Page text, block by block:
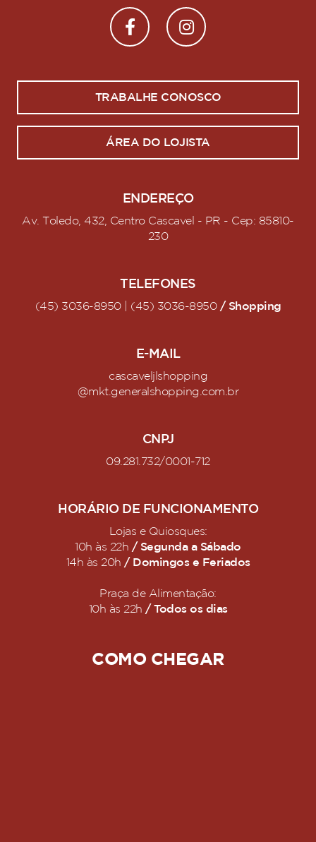
TRABALHE CONOSCO
ÁREA DO LOJISTA
ENDEREÇO
Av. Toledo, 432, Centro Cascavel - PR - Cep: 85810-
230
TELEFONES
(45) 3036-8950 | (45) 3036-8950/ Shopping
E-MAIL
cascaveljlshopping
@mkt.generalshopping.com.br
CNPJ
09.281.732/0001-712
HORÁRIO DE FUNCIONAMENTO
Lojas e Quiosques:
10h às 22h / Segunda a Sábado
14h às 20h / Domingos e Feriados
Praça de Alimentação:
10h às 22h / Todos os dias
COMO CHEGAR